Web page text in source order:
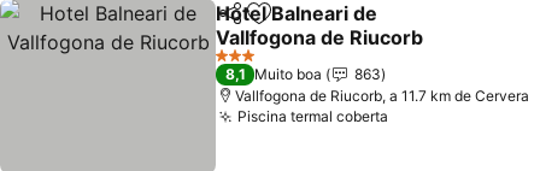
PartilharAdicionar aos favoritos
Hotel Balneari de
Vallfogona de Riucorb
Ver preços
3 Estrelas
8,1 Muito boa
863
Vallfogona de Riucorb, a 11.7 km de Cervera
Piscina termal coberta